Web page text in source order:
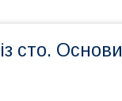
сто. Основи